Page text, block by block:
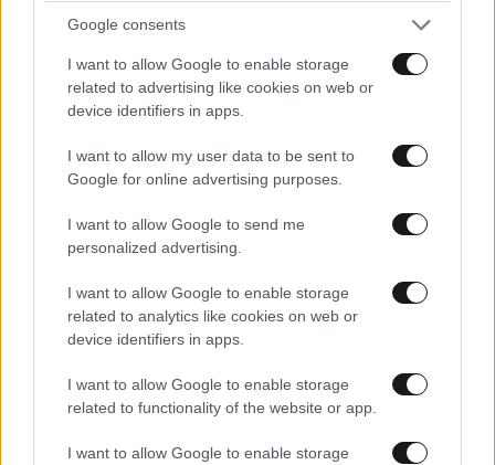
Google consents
I want to allow Google to enable storage
related to advertising like cookies on web or
device identifiers in apps.
I want to allow my user data to be sent to
Google for online advertising purposes.
I want to allow Google to send me
personalized advertising.
I want to allow Google to enable storage
related to analytics like cookies on web or
device identifiers in apps.
I want to allow Google to enable storage
related to functionality of the website or app.
I want to allow Google to enable storage